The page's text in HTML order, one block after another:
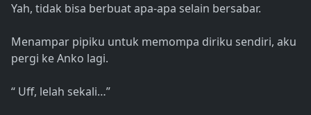
Yah, tidak bisa berbuat apa-apa selain bersabar.
Menampar pipiku untuk memompa diriku sendiri, aku
pergi ke Anko lagi.
“ Uff, lelah sekali…”